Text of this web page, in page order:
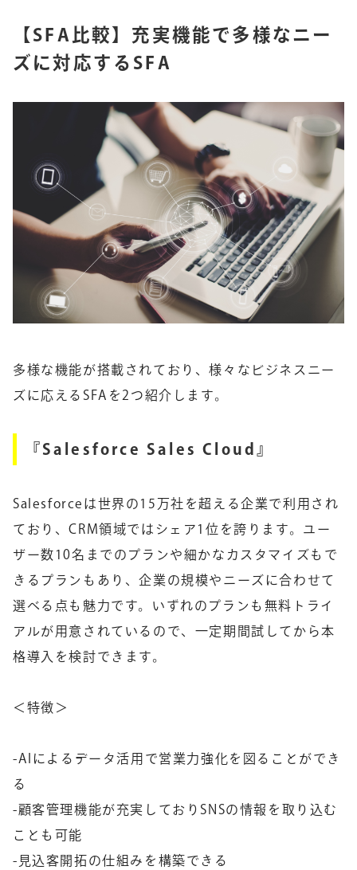
【SFA比較】充実機能で多様なニー
ズに対応するSFA
多様な機能が搭載されており、様々なビジネスニー
ズに応えるSFAを2つ紹介します。
『Salesforce Sales Cloud』
Salesforceは世界の15万社を超える企業で利用され
ており、CRM領域ではシェア1位を誇ります。ユー
ザー数10名までのプランや細かなカスタマイズもで
きるプランもあり、企業の規模やニーズに合わせて
選べる点も魅力です。いずれのプランも無料トライ
アルが用意されているので、一定期間試してから本
格導入を検討できます。
＜特徴＞
-AIによるデータ活用で営業力強化を図ることができ
る
-顧客管理機能が充実しておりSNSの情報を取り込む
ことも可能
-見込客開拓の仕組みを構築できる